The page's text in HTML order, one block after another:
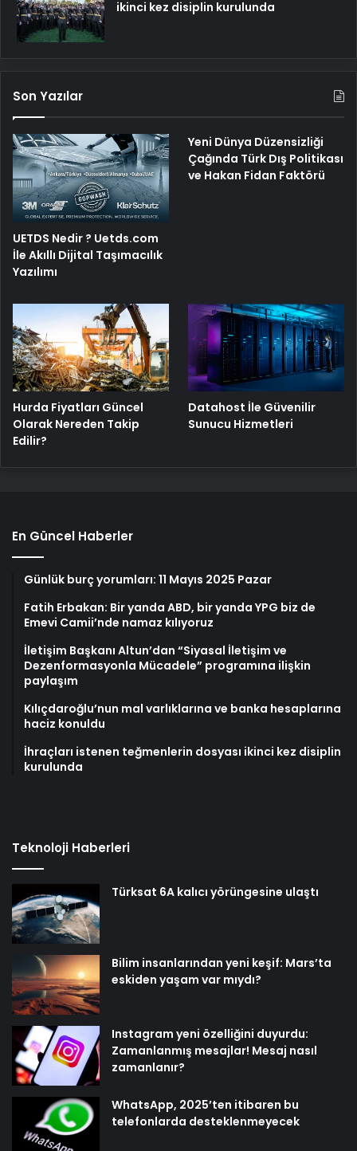
ikinci kez disiplin kurulunda
Son Yazılar
UETDS Nedir ? Uetds.com
İle Akıllı Dijital Taşımacılık
Yazılımı
Yeni Dünya Düzensizliği
Çağında Türk Dış Politikası
ve Hakan Fidan Faktörü
Hurda Fiyatları Güncel
Olarak Nereden Takip
Edilir?
Datahost İle Güvenilir
Sunucu Hizmetleri
En Güncel Haberler
Günlük burç yorumları: 11 Mayıs 2025 Pazar
Fatih Erbakan: Bir yanda ABD, bir yanda YPG biz de
Emevi Camii’nde namaz kılıyoruz
İletişim Başkanı Altun’dan “Siyasal İletişim ve
Dezenformasyonla Mücadele” programına ilişkin
paylaşım
Kılıçdaroğlu’nun mal varlıklarına ve banka hesaplarına
haciz konuldu
İhraçları istenen teğmenlerin dosyası ikinci kez disiplin
kurulunda
Teknoloji Haberleri
Türksat 6A kalıcı yörüngesine ulaştı
Bilim insanlarından yeni keşif: Mars’ta
eskiden yaşam var mıydı?
Instagram yeni özelliğini duyurdu:
Zamanlanmış mesajlar! Mesaj nasıl
zamanlanır?
WhatsApp, 2025’ten itibaren bu
telefonlarda desteklenmeyecek